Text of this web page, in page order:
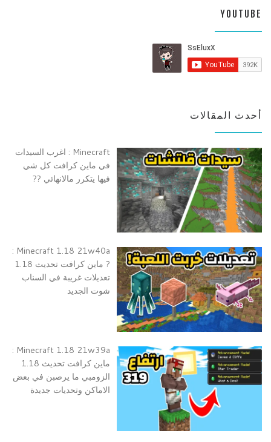
YOUTUBE
أحدث المقالات
Minecraft : اغرب السيدات
في ماين كرافت كل شي
فيها يتكرر مالانهائي ??
Minecraft 1.18 21w40a :
? ماين كرافت تحديث 1.18
تعديلات غريبة في السناب
شوت الجديد
Minecraft 1.18 21w39a :
ماين كرافت تحديث 1.18
الزومبي ما يرصبن في بعض
الاماكن وتحديات جديدة